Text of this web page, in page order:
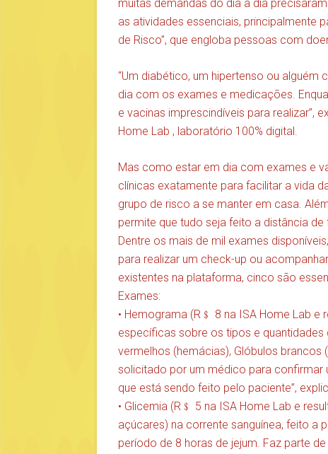
muitas demandas do dia a dia
as atividades essenciais, principalmente
de Risco”, que engloba pessoas com
“Um diabético, um hipertenso ou
dia com os exames e medicações.
e vacinas imprescindíveis para realizar”,
Home Lab , laboratório 100% digital.
Mas como estar em dia com exames e
clínicas exatamente para facilitar a vida
grupo de risco a se manter em casa.
permite que tudo seja feito a distância
Dentre os mais de mil exames
para realizar um check-up ou
existentes na plataforma, cinco são
Exames:
• Hemograma (R﹩ 8 na ISA Home Lab
específicas sobre os tipos e
vermelhos (hemácias), Glóbulos brancos
solicitado por um médico para confirmar
que está sendo feito pelo paciente”,
• Glicemia (R﹩ 5 na ISA Home Lab e
açúcares) na corrente sanguínea, feito a
período de 8 horas de jejum. Faz parte